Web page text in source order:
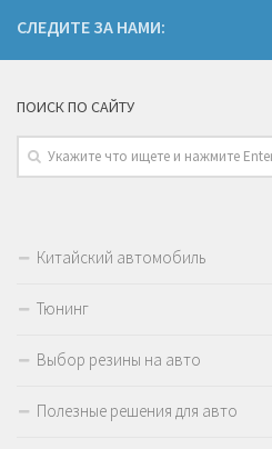
СЛЕДИТЕ ЗА НАМИ:
ПОИСК ПО САЙТУ
Китайский автомобиль
Тюнинг
Выбор резины на авто
Полезные решения для авто